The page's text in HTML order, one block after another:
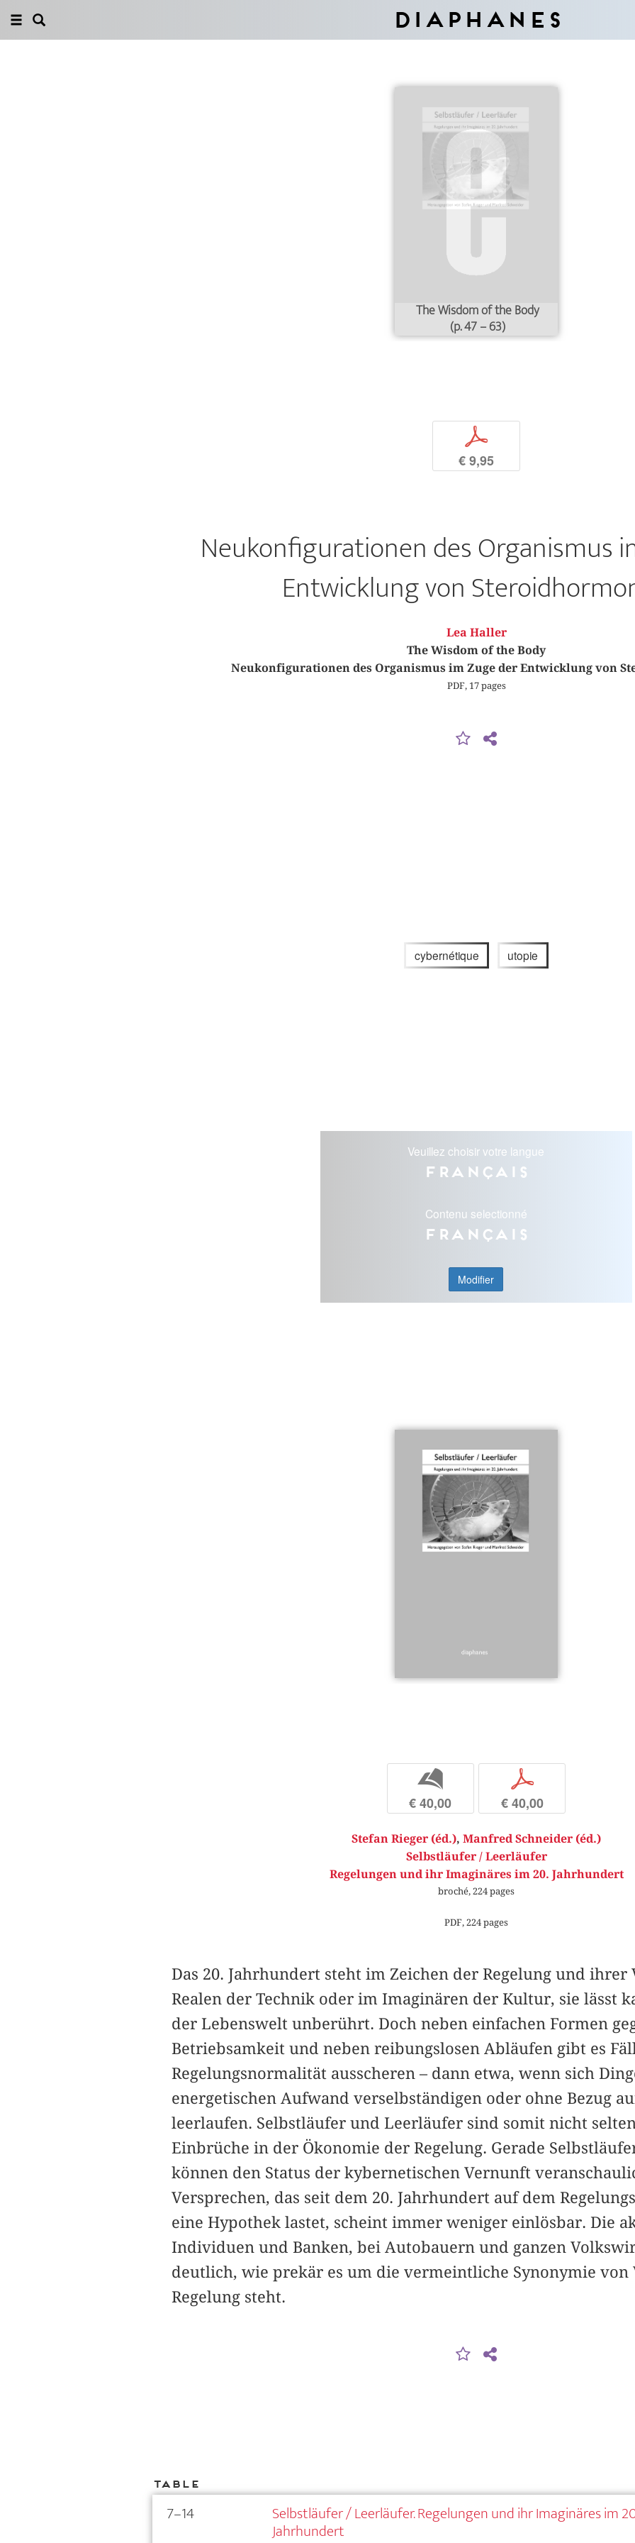
Diaphanes
The Wisdom of the Body
(p. 47 – 63)
p
€ 9,95
Neukonfigurationen des Organismus
Entwicklung von
Lea Haller
The Wisdom of the Body
Neukonfigurationen des Organismus im Zuge der Entwicklung von
PDF, 17 pages
cybernétique utopie
Veuillez choisir votre langue
Français
Contenu selectionné
Français
Modifier
b
€ 40,00
p
€ 40,00
Stefan Rieger (éd.), Manfred Schneider (éd.)
Selbstläufer / Leerläufer
Regelungen und ihr Imaginäres im 20. Jahrhundert
broché, 224 pages
PDF, 224 pages
Das 20. Jahrhundert steht im Zeichen der Regelung und ihrer
Realen der Technik oder im Imaginären der Kultur, sie lässt
der Lebenswelt unberührt. Doch neben einfachen Formen
Betriebsamkeit und neben reibungslosen Abläufen gibt es
Regelungsnormalität ausscheren – dann etwa, wenn sich
energetischen Aufwand verselbständigen oder ohne Bezug
leerlaufen. Selbstläufer und Leerläufer sind somit nicht
Einbrüche in der Ökonomie der Regelung. Gerade
können den Status der kybernetischen Vernunft
Versprechen, das seit dem 20. Jahrhundert auf dem
eine Hypothek lastet, scheint immer weniger einlösbar. Die
Individuen und Banken, bei Autobauern und ganzen
deutlich, wie prekär es um die vermeintliche Synonymie von
Regelung steht.
Table
7–14 Selbstläufer / Leerläufer. Regelungen und ihr Imaginäres im
Jahrhundert